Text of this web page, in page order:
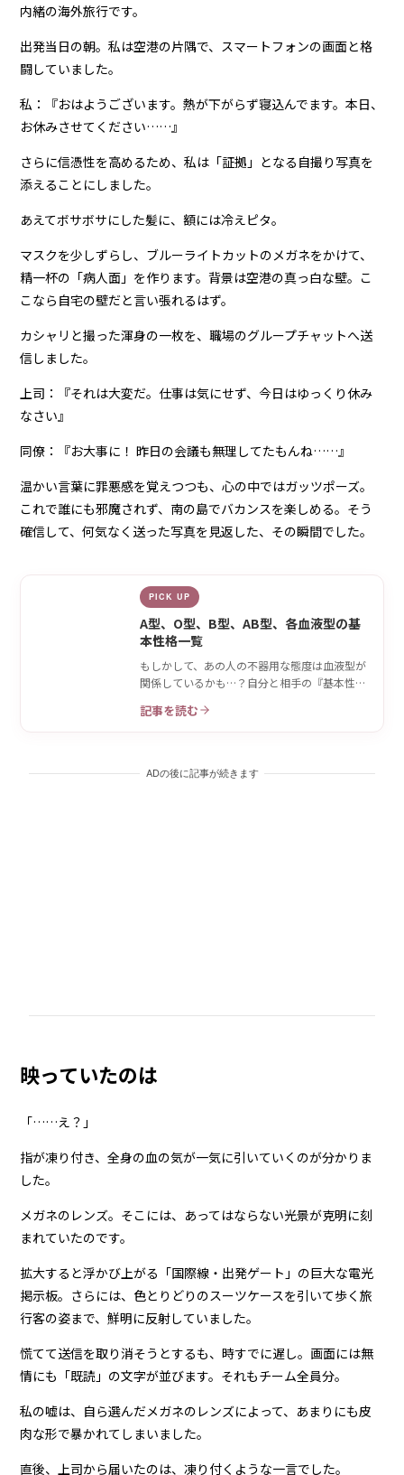
内緒の海外旅行です。
出発当日の朝。私は空港の片隅で、スマートフォンの画面と格
闘していました。
私：『おはようございます。熱が下がらず寝込んでます。本日、
お休みさせてください……』
さらに信憑性を高めるため、私は「証拠」となる自撮り写真を
添えることにしました。
あえてボサボサにした髪に、額には冷えピタ。
マスクを少しずらし、ブルーライトカットのメガネをかけて、
精一杯の「病人面」を作ります。背景は空港の真っ白な壁。こ
こなら自宅の壁だと言い張れるはず。
カシャリと撮った渾身の一枚を、職場のグループチャットへ送
信しました。
上司：『それは大変だ。仕事は気にせず、今日はゆっくり休み
なさい』
同僚：『お大事に！ 昨日の会議も無理してたもんね……』
温かい言葉に罪悪感を覚えつつも、心の中ではガッツポーズ。
これで誰にも邪魔されず、南の島でバカンスを楽しめる。そう
確信して、何気なく送った写真を見返した、その瞬間でした。
PICK UP
A型、O型、B型、AB型、各血液型の基
本性格一覧
もしかして、あの人の不器用な態度は血液型が
関係しているかも…？自分と相手の『基本性
記事を読む
ADの後に記事が続きます
映っていたのは
「……え？」
指が凍り付き、全身の血の気が一気に引いていくのが分かりま
した。
メガネのレンズ。そこには、あってはならない光景が克明に刻
まれていたのです。
拡大すると浮かび上がる「国際線・出発ゲート」の巨大な電光
掲示板。さらには、色とりどりのスーツケースを引いて歩く旅
行客の姿まで、鮮明に反射していました。
慌てて送信を取り消そうとするも、時すでに遅し。画面には無
情にも「既読」の文字が並びます。それもチーム全員分。
私の嘘は、自ら選んだメガネのレンズによって、あまりにも皮
肉な形で暴かれてしまいました。
直後、上司から届いたのは、凍り付くような一言でした。